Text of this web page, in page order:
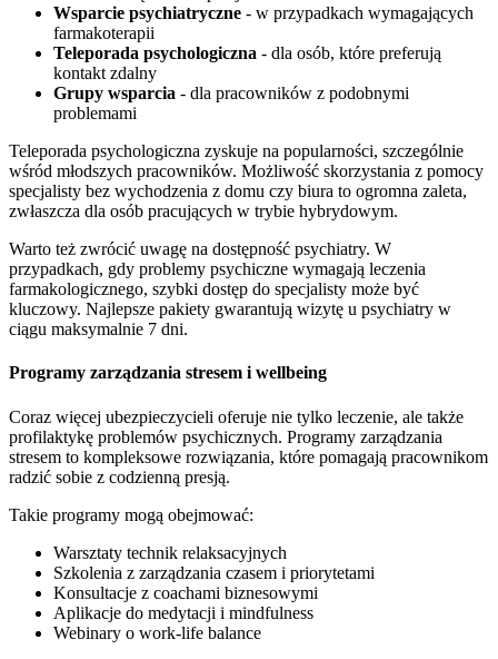
Wsparcie psychiatryczne - w przypadkach wymagających
farmakoterapii
Teleporada psychologiczna - dla osób, które preferują
kontakt zdalny
Grupy wsparcia - dla pracowników z podobnymi
problemami
Teleporada psychologiczna zyskuje na popularności, szczególnie
wśród młodszych pracowników. Możliwość skorzystania z pomocy
specjalisty bez wychodzenia z domu czy biura to ogromna zaleta,
zwłaszcza dla osób pracujących w trybie hybrydowym.
Warto też zwrócić uwagę na dostępność psychiatry. W
przypadkach, gdy problemy psychiczne wymagają leczenia
farmakologicznego, szybki dostęp do specjalisty może być
kluczowy. Najlepsze pakiety gwarantują wizytę u psychiatry w
ciągu maksymalnie 7 dni.
Programy zarządzania stresem i wellbeing
Coraz więcej ubezpieczycieli oferuje nie tylko leczenie, ale także
profilaktykę problemów psychicznych. Programy zarządzania
stresem to kompleksowe rozwiązania, które pomagają pracownikom
radzić sobie z codzienną presją.
Takie programy mogą obejmować:
Warsztaty technik relaksacyjnych
Szkolenia z zarządzania czasem i priorytetami
Konsultacje z coachami biznesowymi
Aplikacje do medytacji i mindfulness
Webinary o work-life balance